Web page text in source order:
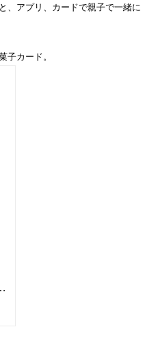
、アプリ、カードで親子で一緒に
子カード。